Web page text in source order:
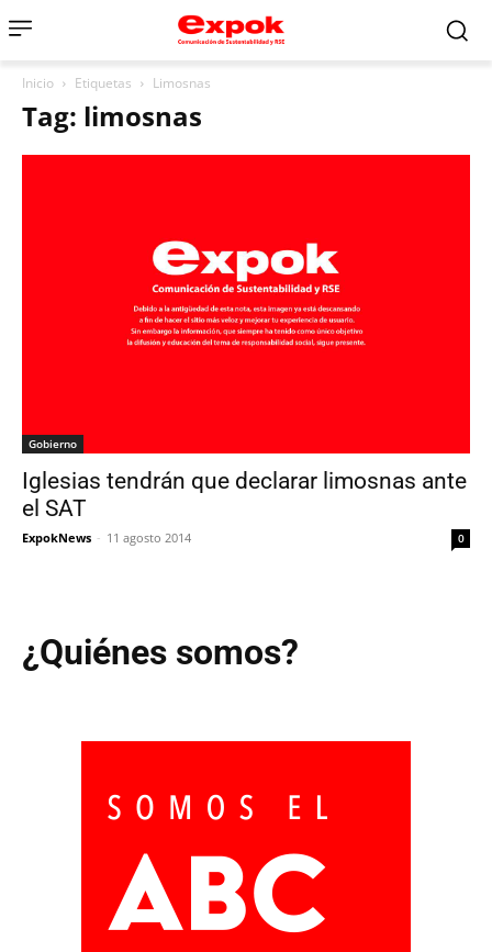
Inicio Etiquetas Limosnas
Tag: limosnas
Gobierno
Iglesias tendrán que declarar limosnas ante
el SAT
ExpokNews - 11 agosto 2014 0
¿Quiénes somos?